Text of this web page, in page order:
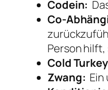
Codein:
Co-
Person
Cold
Zwang: